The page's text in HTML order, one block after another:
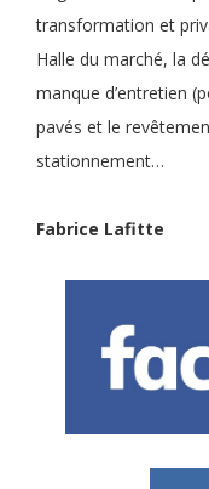
transformation et
Halle du marché, la
manque d’entretien
pavés et le
stationnement…
Fabrice Lafitte